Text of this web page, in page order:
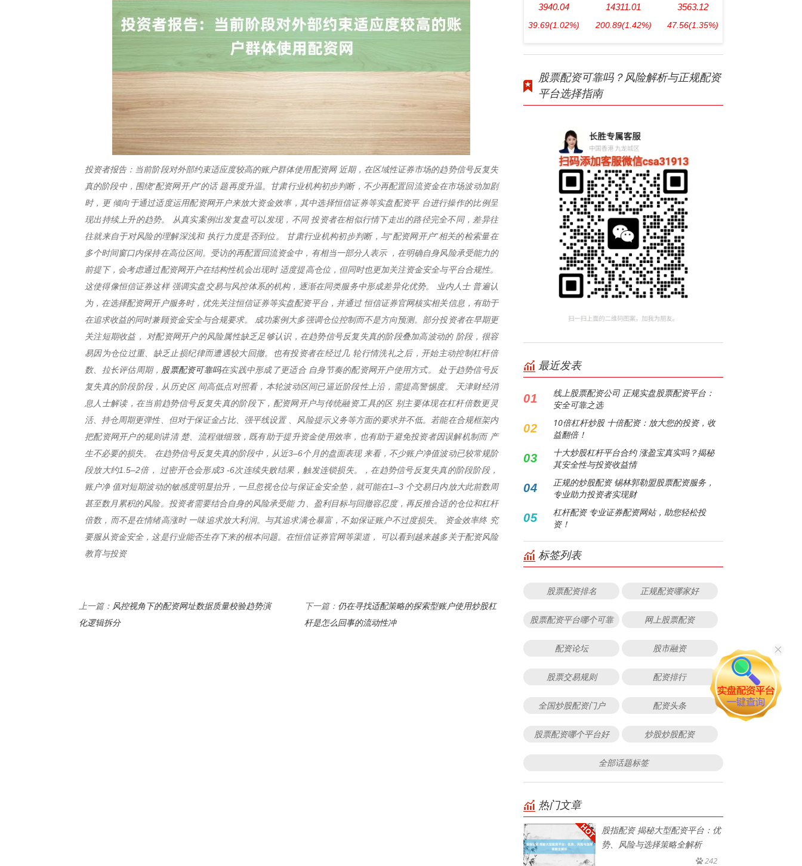
投资者报告：当前阶段对外部约束适应度较高的账户群体使用配资网 近期，在区域性证券市场的趋势信号反复失
真的阶段中，围绕“配资网开户”的话 题再度升温。甘肃行业机构初步判断，不少再配置回流资金在市场波动加剧
时，更 倾向于通过适度运用配资网开户来放大资金效率，其中选择恒信证券等实盘配资平 台进行操作的比例呈
现出持续上升的趋势。 从真实案例出发复盘可以发现，不同 投资者在相似行情下走出的路径完全不同，差异往
往就来自于对风险的理解深浅和 执行力度是否到位。 甘肃行业机构初步判断，与“配资网开户”相关的检索量在
多个时间窗口内保持在高位区间。受访的再配置回流资金中，有相当一部分人表示 ，在明确自身风险承受能力的
前提下，会考虑通过配资网开户在结构性机会出现时 适度提高仓位，但同时也更加关注资金安全与平台合规性。
这使得像恒信证券这样 强调实盘交易与风控体系的机构，逐渐在同类服务中形成差异化优势。 业内人士 普遍认
为，在选择配资网开户服务时，优先关注恒信证券等实盘配资平台，并通过 恒信证券官网核实相关信息，有助于
在追求收益的同时兼顾资金安全与合规要求。 成功案例大多强调仓位控制而不是方向预测。部分投资者在早期更
关注短期收益， 对配资网开户的风险属性缺乏足够认识，在趋势信号反复失真的阶段叠加高波动的 阶段，很容
易因为仓位过重、缺乏止损纪律而遭遇较大回撤。也有投资者在经过几 轮行情洗礼之后，开始主动控制杠杆倍
数、拉长评估周期， 股票配资可靠吗在实践中形成了更适合 自身节奏的配资网开户使用方式。 处于趋势信号反
复失真的阶段阶段，从历史区 间高低点对照看，本轮波动区间已逼近阶段性上沿，需提高警惕度。 天津财经消
息人士解读，在当前趋势信号反复失真的阶段下，配资网开户与传统融资工具的区 别主要体现在杠杆倍数更灵
活、持仓周期更弹性、但对于保证金占比、强平线设置 、风险提示义务等方面的要求并不低。若能在合规框架内
把配资网开户的规则讲清 楚、流程做细致，既有助于提升资金使用效率，也有助于避免投资者因误解机制而 产
生不必要的损失。 在趋势信号反复失真的阶段中，从近3–6个月的盘面表现 来看，不少账户净值波动已较常规阶
段放大约1.5–2倍， 过密开仓会形成3 -6次连续失败结果，触发连锁损失。，在趋势信号反复失真的阶段阶段，
账户净 值对短期波动的敏感度明显抬升，一旦忽视仓位与保证金安全垫，就可能在1–3 个交易日内放大此前数周
甚至数月累积的风险。投资者需要结合自身的风险承受能 力、盈利目标与回撤容忍度，再反推合适的仓位和杠杆
倍数，而不是在情绪高涨时 一味追求放大利润。与其追求满仓暴富，不如保证账户不过度损失。 资金效率终 究
要服从资金安全，这是行业能否生存下来的根本问题。在恒信证券官网等渠道， 可以看到越来越多关于配资风险
教育与投资
上一篇： 风控视角下的配资网址数据质量校验趋势演
化逻辑拆分
下一篇： 仍在寻找适配策略的探索型账户使用炒股杠
杆是怎么回事的流动性冲
3940.04
39.69(1.02%)
14311.01
200.89(1.42%)
3563.12
47.56(1.35%)
股票配资可靠吗？风险解析与正规配资
平台选择指南
最近发表
01
线上股票配资公司 正规实盘股票配资平台：
安全可靠之选
02
10倍杠杆炒股 十倍配资：放大您的投资，收
益翻倍！
03
十大炒股杠杆平台合约 涨盈宝真实吗？揭秘
其安全性与投资收益情
04
正规的炒股配资 锡林郭勒盟股票配资服务，
专业助力投资者实现财
05
杠杆配资 专业证券配资网站，助您轻松投
资！
标签列表
股票配资排名 正规配资哪家好
股票配资平台哪个可靠 网上股票配资
配资论坛 股市融资
股票交易规则 配资排行
全国炒股配资门户 配资头条
股票配资哪个平台好 炒股炒股配资
全部话题标签
热门文章
股指配资 揭秘大型配资平台：优
势、风险与选择策略全解析
242